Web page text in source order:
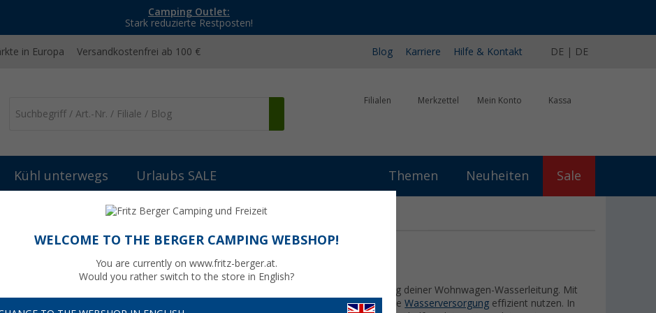
Camping Outlet:
Stark reduzierte Restposten!
in Europa Versandkostenfrei ab 100 € Blog Karriere Hilfe & Kontakt DE | DE
Filialen Merkzettel Mein Konto Kassa
Kühl unterwegs Urlaubs SALE Themen Neuheiten Sale
Ventile & Absperrhähne (42)
& ABSPERRHÄHNE
sind entscheidende Elemente für die Kontrolle und Regulierung deiner Wohnwagen-Wasserleitung. Mit
richtigen Produkten kannst du den Wasserfluss steuern, Leckagen verhindern und deineWasserversorgung effizient nutzen. In
WELCOME TO THE BERGER CAMPING WEBSHOP!
You are currently on www.fritz-berger.at.
Would you rather switch to the store in English?